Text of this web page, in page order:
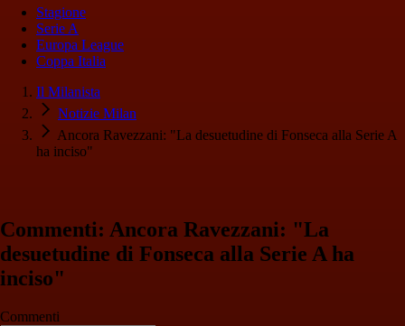
Stagione
Serie A
Europa League
Coppa Italia
Il Milanista
Notizie Milan
Ancora Ravezzani: "La desuetudine di Fonseca alla Serie A
ha inciso"
Commenti: Ancora Ravezzani: "La
desuetudine di Fonseca alla Serie A ha
inciso"
Commenti